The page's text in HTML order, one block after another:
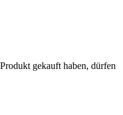
gekauft haben, dürfen